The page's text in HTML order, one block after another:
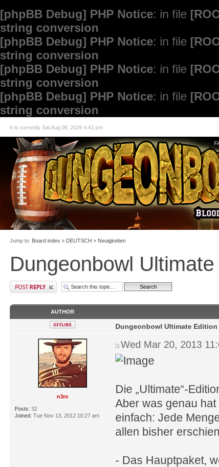
[phpBB Debug] PHP Notice: in file
string conversion
[phpBB Debug] PHP Notice: in file
string conversion
[phpBB Debug] PHP Notice: in file
string conversion
[phpBB Debug] PHP Notice: in file
string conversion
It is currently Sat Aug 08, 2026 4:41 pm
Jump to: Board index » DEUTSCH » Neuigkeiten
Dungeonbowl
AUTHOR
n3ro
Posts: 32
Joined: Tue Nov 13, 2012 10:27 am
Dungeonbowl Ultimate
Wed Mar 20, 2013
Die „Ultimate“-
Aber was genau
einfach: Jede
allen bisher
- Das Hauptpaket,